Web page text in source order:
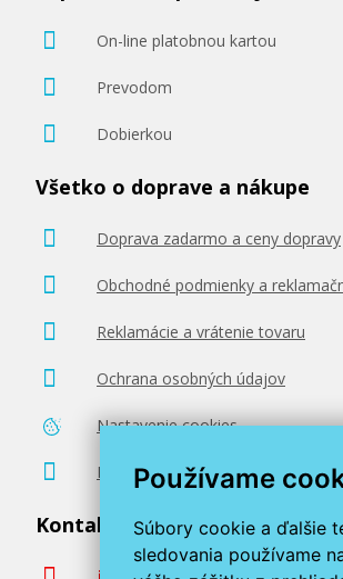
Používame
Súbory cookie a ďalšie
sledovania používame
On-line platobnou kartou
Prevodom
Dobierkou
Všetko o doprave a nákupe
Doprava zadarmo a ceny dopravy
Obchodné podmienky a
Reklamácie a vrátenie tovaru
Ochrana osobných údajov
Nastavenie cookies
Poradenstvo zadarmo
Kontaktujte nás